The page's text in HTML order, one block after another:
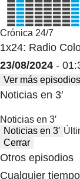
Crónica 24/7
1x24: Radio
23/08/2024 -
Ver más episodios
Noticias en 3′
Noticias en 3′
Noticias en 3′
Cerrar
Otros episodios
Cualquier